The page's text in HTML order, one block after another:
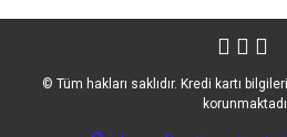
© Tüm hakları saklıdır. Kredi kartı